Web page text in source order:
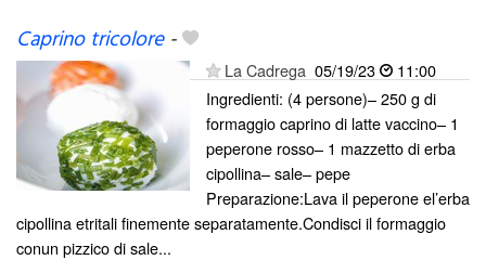
Caprino tricolore-
La Cadrega 05/19/23
11:00
Ingredienti: (4 persone)– 250 g di
formaggio caprino di latte vaccino– 1
peperone rosso– 1 mazzetto di erba
cipollina– sale– pepe
Preparazione:Lava il peperone el’erba
cipollina etritali finemente separatamente.Condisci il formaggio
conun pizzico di sale...